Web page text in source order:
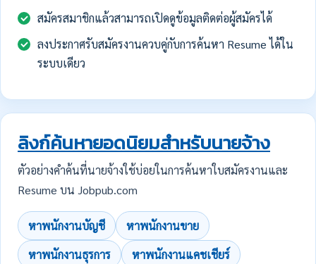
สมัครสมาชิกแล้วสามารถเปิดดูข้อมูลติดต่อผู้สมัครได้
ลงประกาศรับสมัครงานควบคู่กับการค้นหา Resume ได้ใน
ระบบเดียว
ลิงก์ค้นหายอดนิยมสำหรับนายจ้าง
ตัวอย่างคำค้นที่นายจ้างใช้บ่อยในการค้นหาใบสมัครงานและ
Resume บน Jobpub.com
หาพนักงานบัญชี
หาพนักงานขาย
หาพนักงานธุรการ
หาพนักงานแคชเชียร์